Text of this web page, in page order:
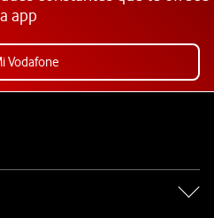
app
Vodafone
de Vodafone